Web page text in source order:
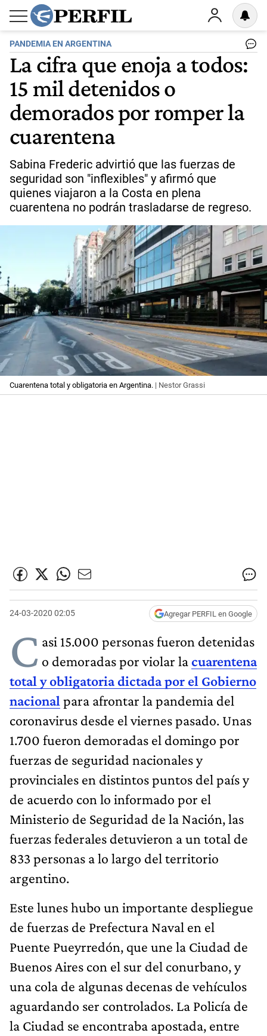
PANDEMIA EN ARGENTINA
La cifra que enoja a todos:
15 mil detenidos o
demorados por romper la
cuarentena
Sabina Frederic advirtió que las fuerzas de
seguridad son "inflexibles" y afirmó que
quienes viajaron a la Costa en plena
cuarentena no podrán trasladarse de regreso.
Cuarentena total y obligatoria en Argentina. | Nestor Grassi
24-03-2020 02:05 Agregar PERFIL en Google
C asi 15.000 personas fueron detenidas
o demoradas por violar lacuarentena
total y obligatoria dictada por el Gobierno
nacional para afrontar la pandemia del
coronavirus desde el viernes pasado. Unas
1.700 fueron demoradas el domingo por
fuerzas de seguridad nacionales y
provinciales en distintos puntos del país y
de acuerdo con lo informado por el
Ministerio de Seguridad de la Nación, las
fuerzas federales detuvieron a un total de
833 personas a lo largo del territorio
argentino.
Este lunes hubo un importante despliegue
de fuerzas de Prefectura Naval en el
Puente Pueyrredón, que une la Ciudad de
Buenos Aires con el sur del conurbano, y
una cola de algunas decenas de vehículos
aguardando ser controlados. La Policía de
la Ciudad se encontraba apostada, entre